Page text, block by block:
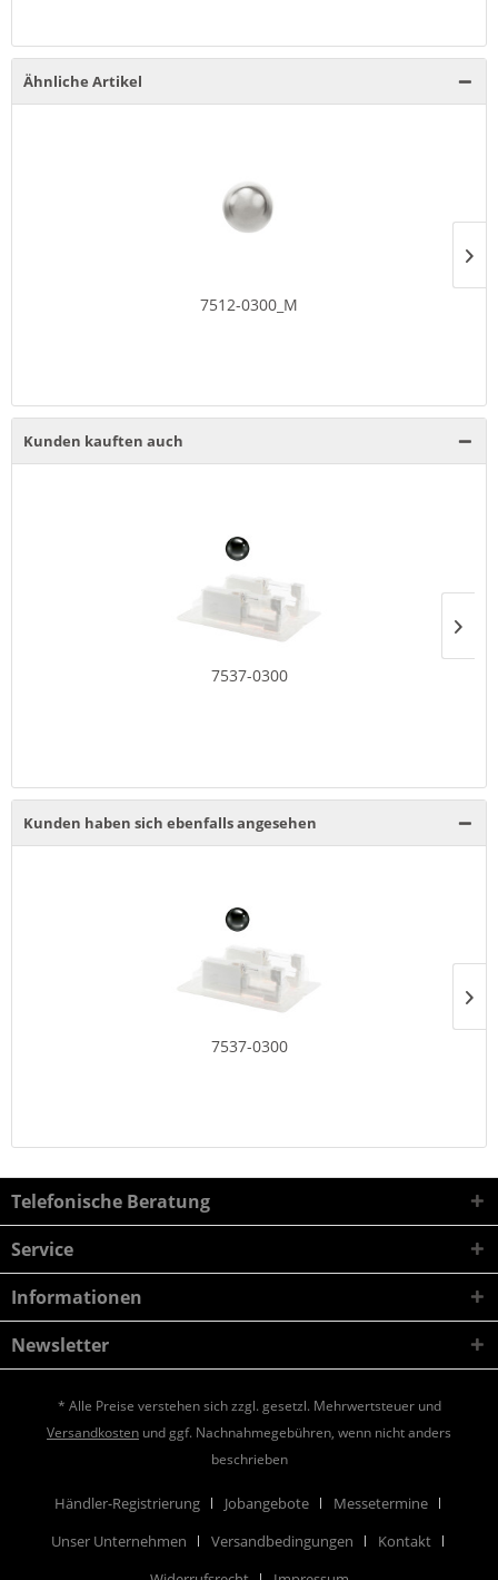
Ähnliche Artikel
7512-0300_M
Kunden kauften auch
7537-0300
Kunden haben sich ebenfalls angesehen
7537-0300
Telefonische Beratung
Service
Informationen
Newsletter
* Alle Preise verstehen sich zzgl. gesetzl. Mehrwertsteuer und
Versandkosten und ggf. Nachnahmegebühren, wenn nicht anders
beschrieben
Händler-Registrierung Jobangebote
Messetermine
Unser Unternehmen
Versandbedingungen
Kontakt